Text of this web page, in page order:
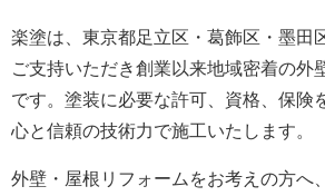
楽塗は、東京都足立区・葛飾区・墨田
ご支持いただき創業以来地域密着の外
です。塗装に必要な許可、資格、保険
心と信頼の技術力で施工いたします。
外壁・屋根リフォームをお考えの方へ